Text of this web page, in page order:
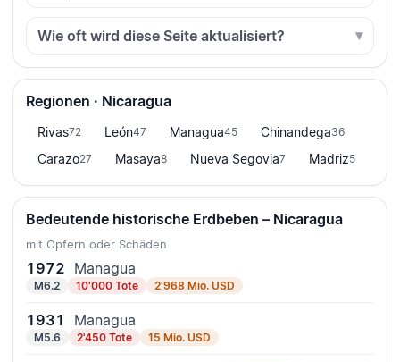
Wie oft wird diese Seite aktualisiert?
Regionen · Nicaragua
Rivas72 León47 Managua45 Chinandega36
Carazo27 Masaya8 Nueva Segovia7 Madriz5
Bedeutende historische Erdbeben – Nicaragua
mit Opfern oder Schäden
1972 Managua
M6.2 10'000 Tote 2'968 Mio. USD
1931 Managua
M5.6 2'450 Tote 15 Mio. USD